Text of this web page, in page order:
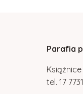
Parafia
tel. 17